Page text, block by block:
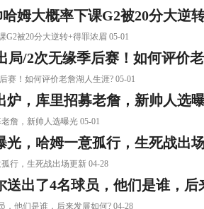
姆大概率下课G2被20分大逆
被20分大逆转+得罪浓眉 05-01
局/2次无缘季后赛！如何评价
赛！如何评价老詹湖人生涯? 05-01
炉，库里招募老詹，新帅人选
詹，新帅人选曝光 05-01
光，哈姆一意孤行，生死战出
行，生死战出场更新 04-28
送出了4名球员，他们是谁，后
，他们是谁，后来发展如何? 04-28